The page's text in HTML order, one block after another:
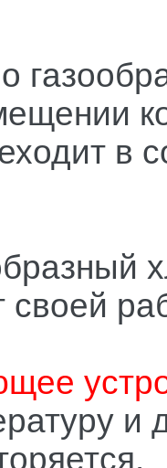
в
своей
и